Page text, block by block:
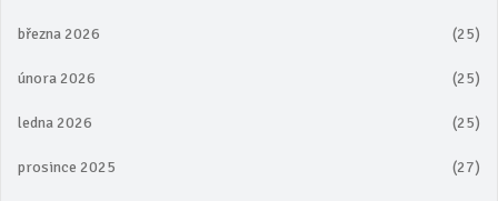
března 2026 (25)
února 2026 (25)
ledna 2026 (25)
prosince 2025 (27)